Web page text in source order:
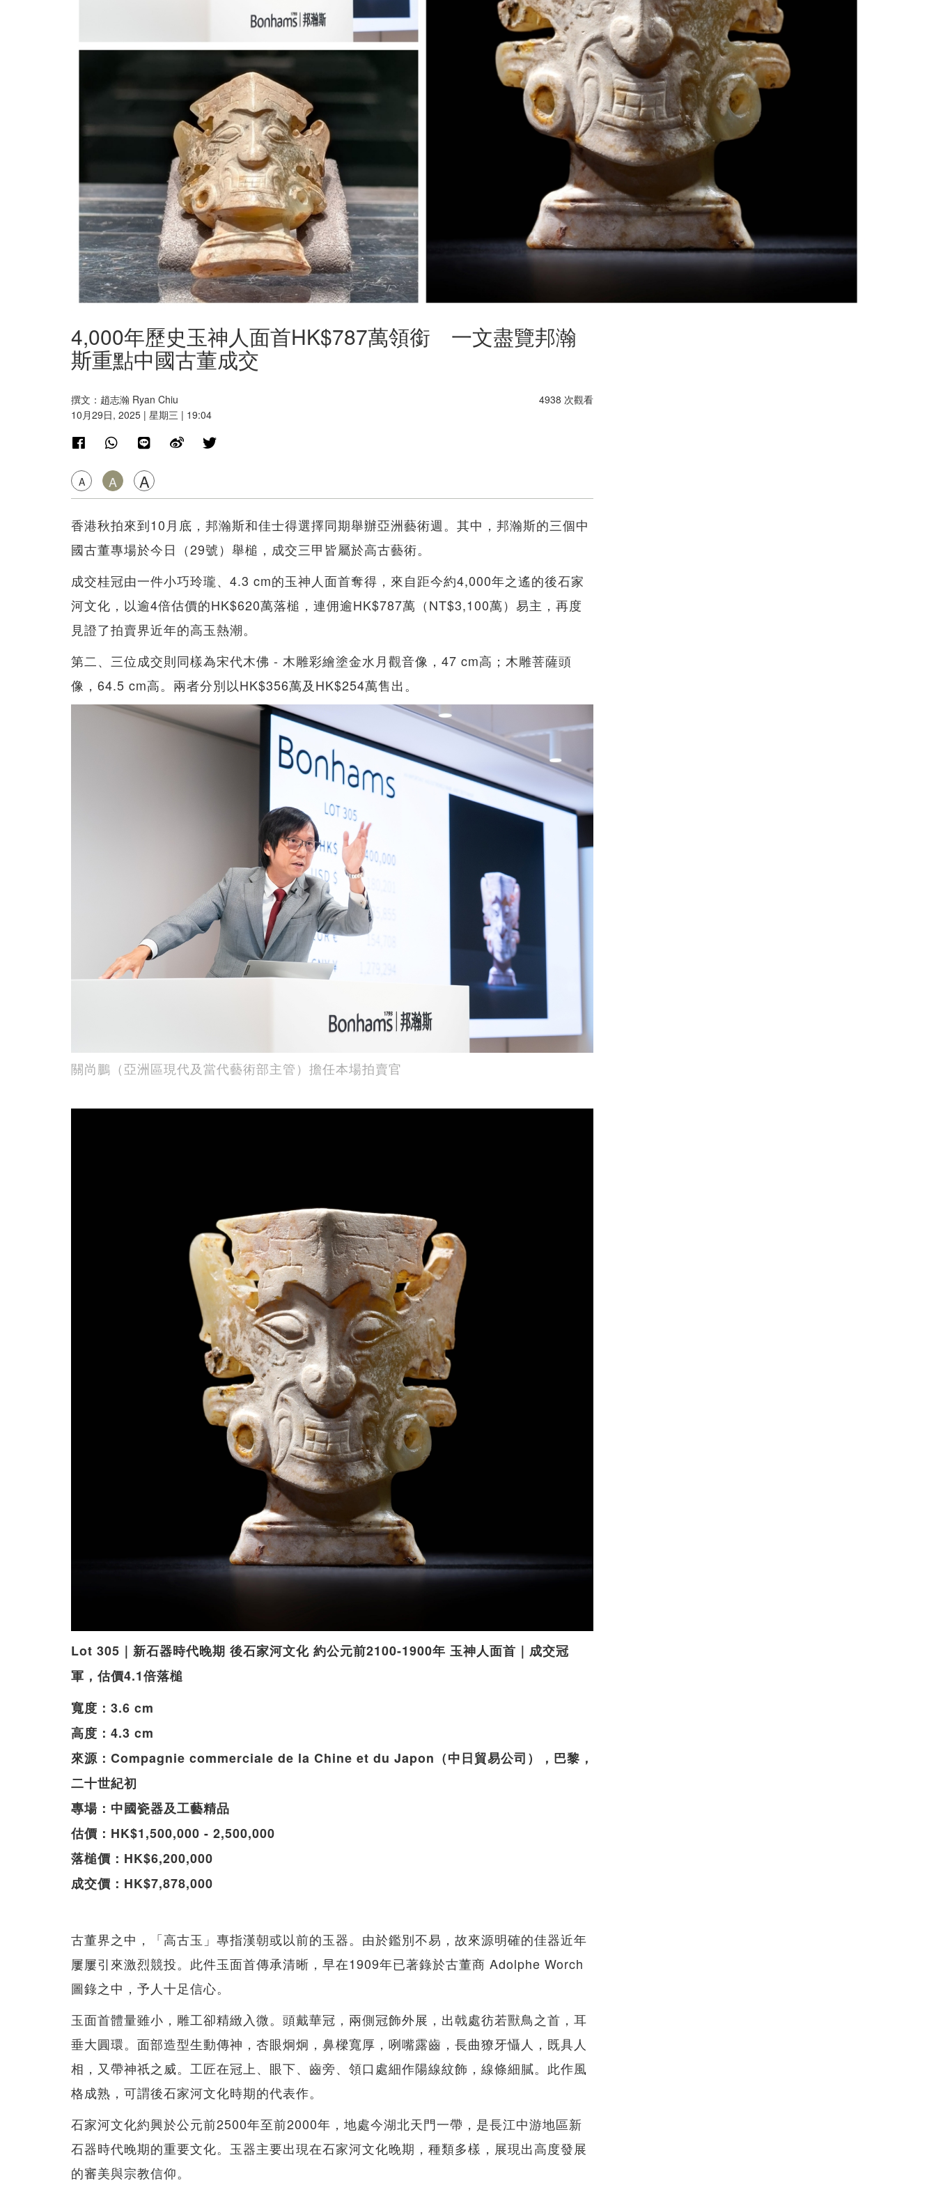
4,000年歷史玉神人面首HK$787萬領銜 一文盡覽邦瀚
斯重點中國古董成交
撰文：趙志瀚 Ryan Chiu
10月29日, 2025 | 星期三 | 19:04
A A A
4938 次觀看
香港秋拍來到10月底，邦瀚斯和佳士得選擇同期舉辦亞洲藝術週。其中，邦瀚斯的三個中
國古董專場於今日（29號）舉槌，成交三甲皆屬於高古藝術。
成交桂冠由一件小巧玲瓏、4.3 cm的玉神人面首奪得，來自距今約4,000年之遙的後石家
河文化，以逾4倍估價的HK$620萬落槌，連佣逾HK$787萬（NT$3,100萬）易主，再度
見證了拍賣界近年的高玉熱潮。
第二、三位成交則同樣為宋代木佛 - 木雕彩繪塗金水月觀音像，47 cm高；木雕菩薩頭
像，64.5 cm高。兩者分別以HK$356萬及HK$254萬售出。
關尚鵬（亞洲區現代及當代藝術部主管）擔任本場拍賣官
Lot 305｜新石器時代晚期 後石家河文化 約公元前2100-1900年 玉神人面首｜成交冠
軍，估價4.1倍落槌
寬度：3.6 cm
高度：4.3 cm
來源：Compagnie commerciale de la Chine et du Japon（中日貿易公司），巴黎，
二十世紀初
專場：中國瓷器及工藝精品
估價：HK$1,500,000 - 2,500,000
落槌價：HK$6,200,000
成交價：HK$7,878,000
古董界之中，「高古玉」專指漢朝或以前的玉器。由於鑑別不易，故來源明確的佳器近年
屢屢引來激烈競投。此件玉面首傳承清晰，早在1909年已著錄於古董商 Adolphe Worch
圖錄之中，予人十足信心。
玉面首體量雖小，雕工卻精緻入微。頭戴華冠，兩側冠飾外展，出戟處彷若獸鳥之首，耳
垂大圓環。面部造型生動傳神，杏眼炯炯，鼻樑寬厚，咧嘴露齒，長曲獠牙懾人，既具人
相，又帶神祇之威。工匠在冠上、眼下、齒旁、領口處細作陽線紋飾，線條細膩。此作風
格成熟，可謂後石家河文化時期的代表作。
石家河文化約興於公元前2500年至前2000年，地處今湖北天門一帶，是長江中游地區新
石器時代晚期的重要文化。玉器主要出現在石家河文化晚期，種類多樣，展現出高度發展
的審美與宗教信仰。